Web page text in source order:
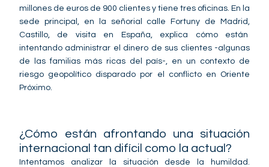
millones de euros de 900 clientes y tiene tres oficinas. En la
sede principal, en la señorial calle Fortuny de Madrid,
Castillo, de visita en España, explica cómo están
intentando administrar el dinero de sus clientes -algunas
de las familias más ricas del país-, en un contexto de
riesgo geopolítico disparado por el conflicto en Oriente
Próximo.
¿Cómo están afrontando una situación
internacional tan difícil como la actual?
Intentamos analizar la situación desde la humildad.